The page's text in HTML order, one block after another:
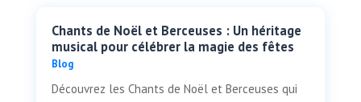
Chants de Noël et Berceuses : Un héritage
musical pour célébrer la magie des fêtes
Blog
Découvrez les Chants de Noël et Berceuses qui